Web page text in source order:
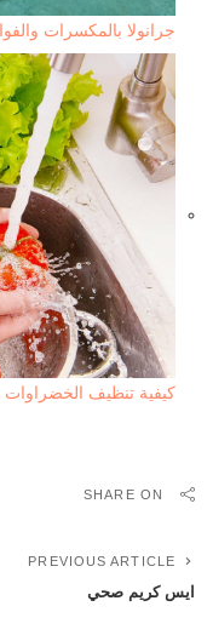
جرانولا بالمكسرات
كيفية تنظيف الخضراوات
SHARE ON
PREVIOUS ARTICLE
ايس كريم صحي